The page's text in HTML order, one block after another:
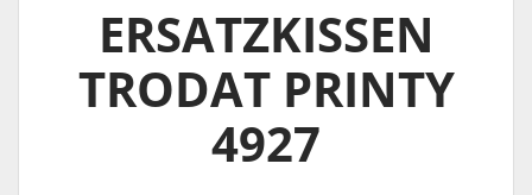
ERSATZKISSEN
TRODAT PRINTY
4927